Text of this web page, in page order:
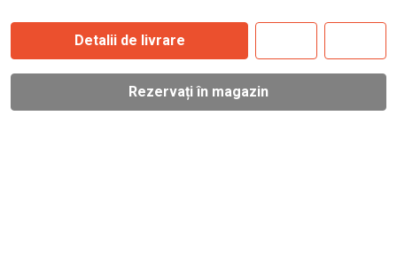
Detalii de livrare
Rezervați în magazin